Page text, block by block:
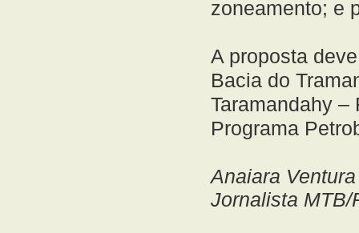
zoneamento; e
A proposta
Bacia do
Taramandahy –
Programa
Anaiara
Jornalista MTB/